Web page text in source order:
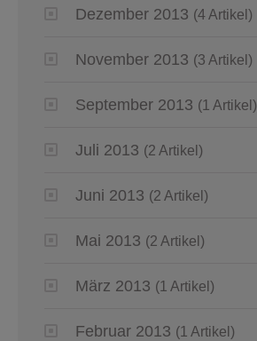
Dezember 2013 (4 Artikel)
November 2013 (3 Artikel)
September 2013 (1 Artikel)
Juli 2013 (2 Artikel)
Juni 2013 (2 Artikel)
Mai 2013 (2 Artikel)
März 2013 (1 Artikel)
Februar 2013 (1 Artikel)